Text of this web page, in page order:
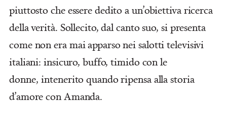
piuttosto che essere dedito a un’obiettiva ricerca
della verità. Sollecito, dal canto suo, si presenta
come non era mai apparso nei salotti televisivi
italiani: insicuro, buffo, timido con le
donne, intenerito quando ripensa alla storia
d’amore con Amanda.